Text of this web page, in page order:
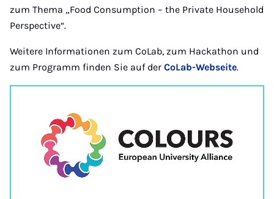
zum Thema „Food Consumption – the Private Household
Perspective“.
Weitere Informationen zum CoLab, zum Hackathon und
zum Programm finden Sie auf der CoLab-Webseite.